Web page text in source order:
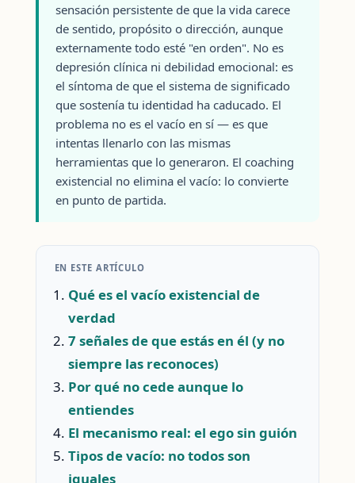
sensación persistente de que la vida carece
de sentido, propósito o dirección, aunque
externamente todo esté "en orden". No es
depresión clínica ni debilidad emocional: es
el síntoma de que el sistema de significado
que sostenía tu identidad ha caducado. El
problema no es el vacío en sí — es que
intentas llenarlo con las mismas
herramientas que lo generaron. El coaching
existencial no elimina el vacío: lo convierte
en punto de partida.
EN ESTE ARTÍCULO
Qué es el vacío existencial de
verdad
7 señales de que estás en él (y no
siempre las reconoces)
Por qué no cede aunque lo
entiendes
El mecanismo real: el ego sin guión
Tipos de vacío: no todos son
iguales